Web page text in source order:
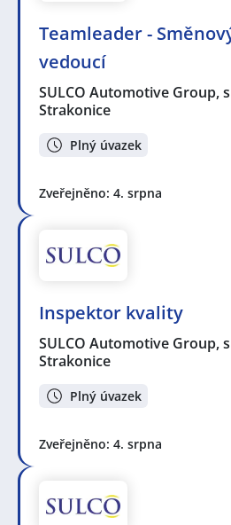
Teamleader -
vedoucí
SULCO Automotive Group,
Strakonice
Plný úvazek
Zveřejněno: 4. srpna
Inspektor kvality
SULCO Automotive Group,
Strakonice
Plný úvazek
Zveřejněno: 4. srpna